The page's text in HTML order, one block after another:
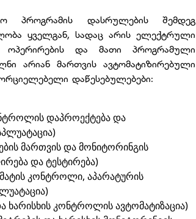
პროგრამის დასრულების შემდეგ
ყველგან, სადაც არის ელექტრული
ოპერირების და მათი პროგრამული
არიან მართვის ავტომატიზირებული
დაწესებულებები:
დაპროექტება და
მართვის და მონიტორინგის
და ტესტირება)
კონტროლი, აპარატურის
ხარისხის კონტროლის ავტომატიზაცია)